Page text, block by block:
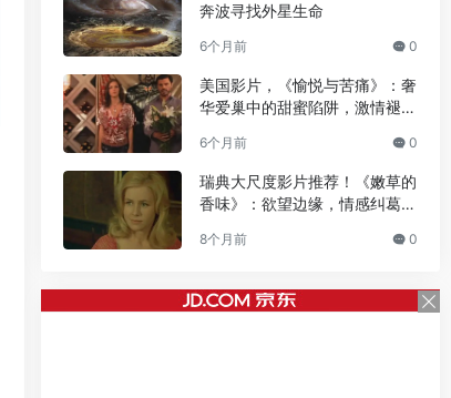
奔波寻找外星生命
6个月前 0
美国影片，《愉悦与苦痛》：奢
华爱巢中的甜蜜陷阱，激情褪去
6个月前 0
瑞典大尺度影片推荐！《嫩草的
香味》：欲望边缘，情感纠葛下
8个月前 0